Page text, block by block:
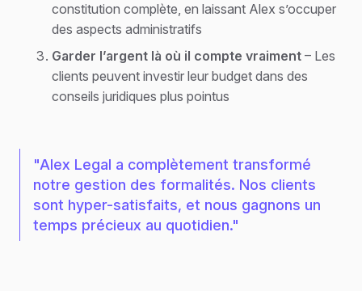
constitution complète, en laissant Alex s’occuper
des aspects administratifs
Garder l’argent là où il compte vraiment – Les
clients peuvent investir leur budget dans des
conseils juridiques plus pointus
"Alex Legal a complètement transformé
notre gestion des formalités. Nos clients
sont hyper-satisfaits, et nous gagnons un
temps précieux au quotidien."